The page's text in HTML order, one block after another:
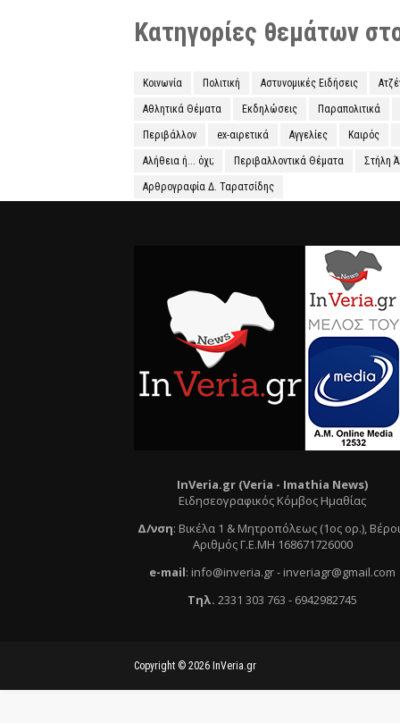
Κατηγορίες θεμάτων
Κοινωνία Πολιτική Αστυνομικές Ειδήσεις
Αθλητικά Θέματα Εκδηλώσεις Παραπολιτικά
Περιβάλλον ex-αιρετικά Αγγελίες Καιρός
Αλήθεια ή... όχι; Περιβαλλοντικά Θέματα Στήλη
Αρθρογραφία Δ. Ταρατσίδης
InVeria.gr (Veria - Ιmathia News)
Ειδησεογραφικός Κόμβος Ημαθίας
Δ/νση: Βικέλα 1 & Μητροπόλεως (1ος ορ.),
Αριθμός Γ.Ε.ΜΗ 168671726000
e-mail: info@inveria.gr- inveriagr@gmail.com
Τηλ. 2331 303 763 - 6942982745
Copyright © 2026 InVeria.gr